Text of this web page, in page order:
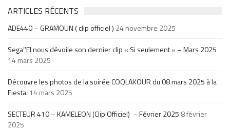
ARTICLES RÉCENTS
ADE440 – GRAMOUN ( clip officiel ) 24 novembre 2025
Sega’’El nous dévoile son dernier clip « Si seulement » – Mars 2025
14 mars 2025
Découvre les photos de la soirée COQLAKOUR du 08 mars 2025 à la
Fiesta. 14 mars 2025
SECTEUR 410 – KAMELEON (Clip Officiel) – Février 2025 8 février
2025